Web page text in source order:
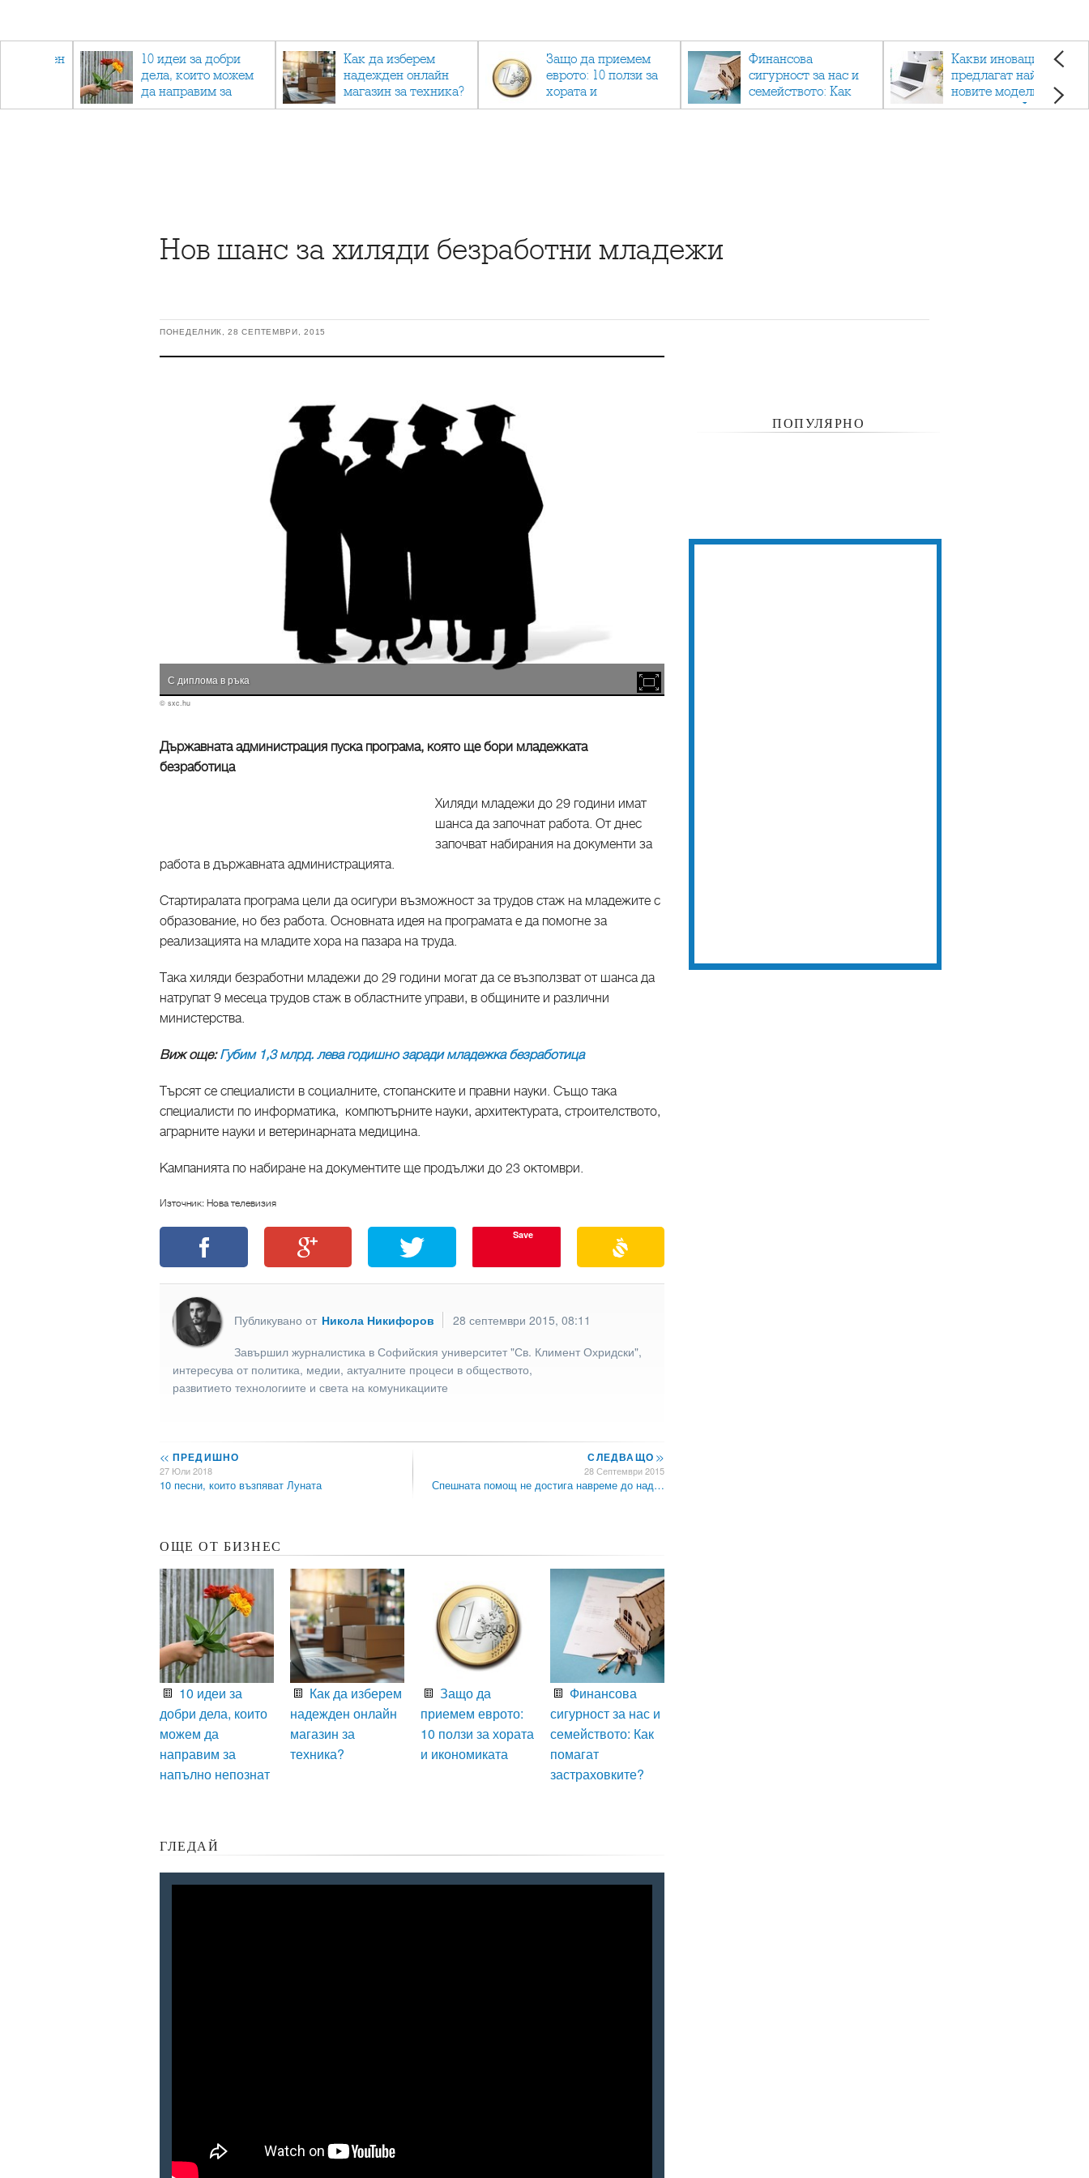
- намален
10 идеи за добри
дела, които можем
да направим за
напълно непознат
Как да изберем
надежден онлайн
магазин за техника?
Защо да приемем
еврото: 10 ползи за
хората и
икономиката
Финансова
сигурност за нас и
семейството: Как
помагат
Какви иновации
предлагат най-
новите модели
лаптопи на Acer?
Нов шанс за хиляди безработни младежи
ПОНЕДЕЛНИК, 28 СЕПТЕМВРИ, 2015
С диплома в ръка
© sxc.hu
Държавната администрация пуска програма, която ще бори младежката
безработица
Хиляди младежи до 29 години имат
шанса да започнат работа. От днес
започват набирания на документи за
работа в държавната администрацията.
Стартиралата програма цели да осигури възможност за трудов стаж на младежите с
образование, но без работа. Основната идея на програмата е да помогне за
реализацията на младите хора на пазара на труда.
Така хиляди безработни младежи до 29 години могат да се възползват от шанса да
натрупат 9 месеца трудов стаж в областните управи, в общините и различни
министерства.
Виж още:Губим 1,3 млрд. лева годишно заради младежка безработица
Търсят се специалисти в социалните, стопанските и правни науки. Също така
специалисти по информатика, компютърните науки, архитектурата, строителството,
аграрните науки и ветеринарната медицина.
Кампанията по набиране на документите ще продължи до 23 октомври.
Източник: Нова телевизия
Save
Публикувано от Никола Никифоров
28 септември 2015, 08:11
Завършил журналистика в Софийския университет "Св. Климент Охридски",
интересува от политика, медии, актуалните процеси в обществото,
развитието технологиите и света на комуникациите
<< ПРЕДИШНО
27 Юли 2018
10 песни, които възпяват Луната
СЛЕДВАЩО>>
28 Септември 2015
Спешната помощ не достига навреме до над…
ОЩЕ ОТ БИЗНЕС
10 идеи за
добри дела, които
можем да
направим за
напълно непознат
Как да изберем
надежден онлайн
магазин за
техника?
Защо да
приемем еврото:
10 ползи за хората
и икономиката
Финансова
сигурност за нас и
семейството: Как
помагат
застраховките?
ГЛЕДАЙ
ПОПУЛЯРНО